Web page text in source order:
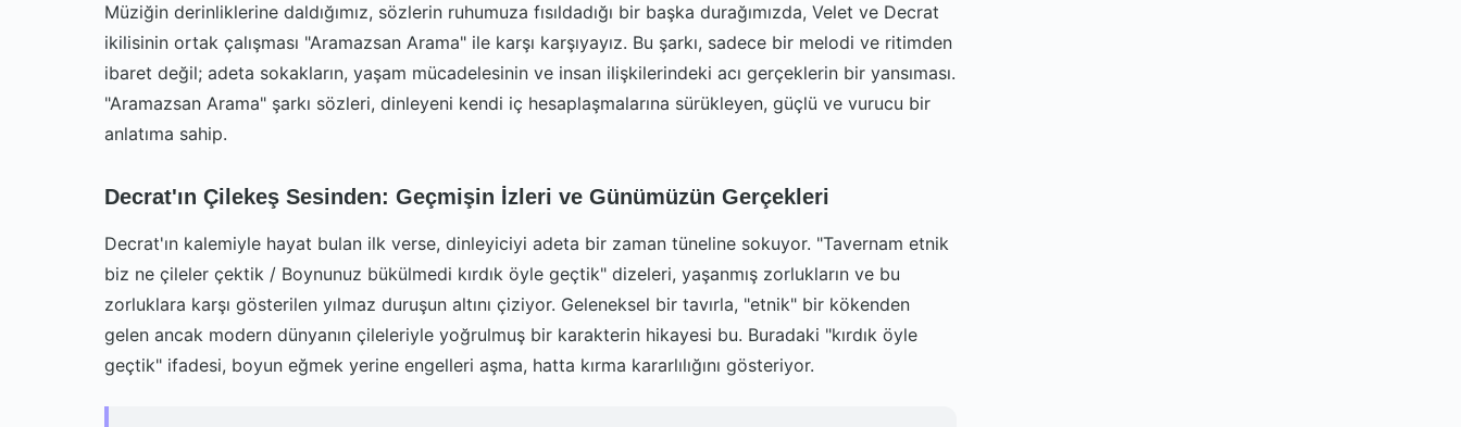
Müziğin derinliklerine daldığımız, sözlerin ruhumuza fısıldadığı bir başka durağımızda, Velet ve Decrat
ikilisinin ortak çalışması "Aramazsan Arama" ile karşı karşıyayız. Bu şarkı, sadece bir melodi ve ritimden
ibaret değil; adeta sokakların, yaşam mücadelesinin ve insan ilişkilerindeki acı gerçeklerin bir yansıması.
"Aramazsan Arama" şarkı sözleri, dinleyeni kendi iç hesaplaşmalarına sürükleyen, güçlü ve vurucu bir
anlatıma sahip.
Decrat'ın Çilekeş Sesinden: Geçmişin İzleri ve Günümüzün Gerçekleri
Decrat'ın kalemiyle hayat bulan ilk verse, dinleyiciyi adeta bir zaman tüneline sokuyor. "Tavernam etnik
biz ne çileler çektik / Boynunuz bükülmedi kırdık öyle geçtik" dizeleri, yaşanmış zorlukların ve bu
zorluklara karşı gösterilen yılmaz duruşun altını çiziyor. Geleneksel bir tavırla, "etnik" bir kökenden
gelen ancak modern dünyanın çileleriyle yoğrulmuş bir karakterin hikayesi bu. Buradaki "kırdık öyle
geçtik" ifadesi, boyun eğmek yerine engelleri aşma, hatta kırma kararlılığını gösteriyor.